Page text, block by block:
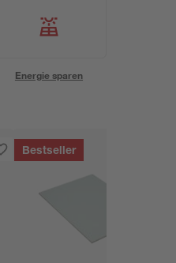
Energie sparen
Bestseller